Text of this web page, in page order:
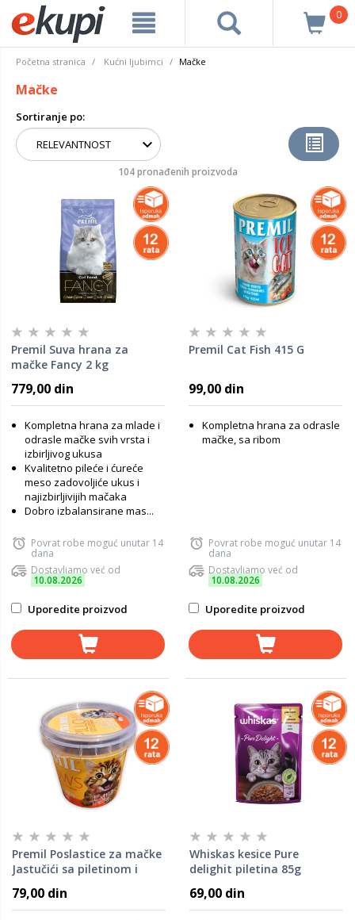
0
Početna stranica Kućni ljubimci Mačke
Mačke
Sortiranje po:
104 pronađenih proizvoda
Premil Suva hrana za
mačke Fancy 2 kg
779,00 din
Kompletna hrana za mlade i
odrasle mačke svih vrsta i
izbirljivog ukusa
Kvalitetno pileće i ćureće
meso zadovoljiće ukus i
najizbirljivijih mačaka
Dobro izbalansirane mas...
Povrat robe moguć unutar 14
dana
Dostavljamo već od
10.08.2026
Uporedite proizvod
Premil Cat Fish 415 G
99,00 din
Kompletna hrana za odrasle
mačke, sa ribom
Povrat robe moguć unutar 14
dana
Dostavljamo već od
10.08.2026
Uporedite proizvod
Premil Poslastice za mačke
Jastučići sa piletinom i
79,00 din
Whiskas kesice Pure
delighit piletina 85g
69,00 din